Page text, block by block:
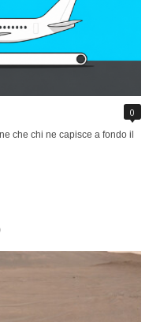
0
che chi ne capisce a fondo il